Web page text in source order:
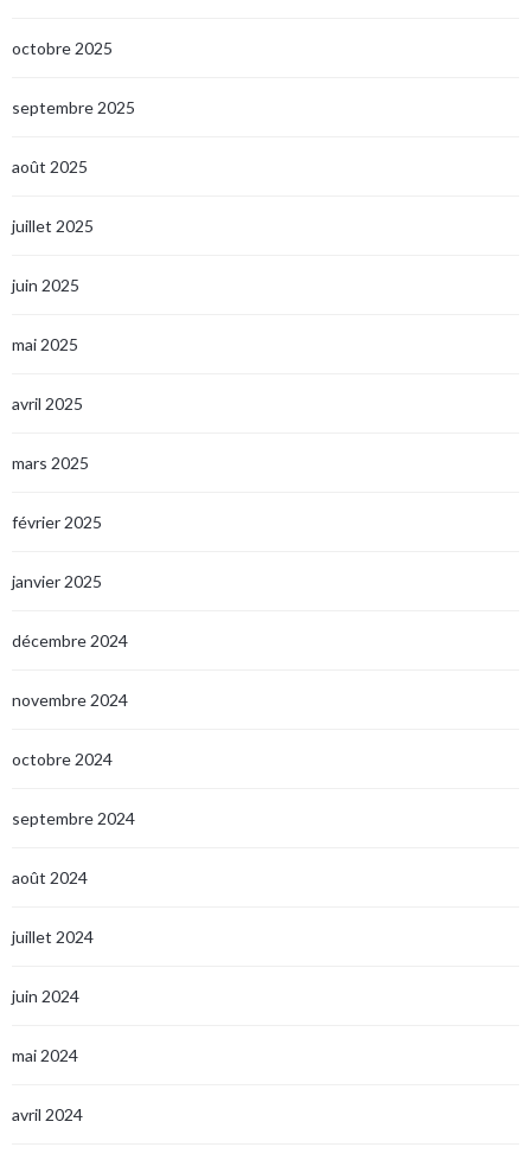
octobre 2025
septembre 2025
août 2025
juillet 2025
juin 2025
mai 2025
avril 2025
mars 2025
février 2025
janvier 2025
décembre 2024
novembre 2024
octobre 2024
septembre 2024
août 2024
juillet 2024
juin 2024
mai 2024
avril 2024